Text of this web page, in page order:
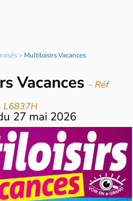
> Multiloisirs Vacances
Vacances - Réf
L6837H
27 mai 2026